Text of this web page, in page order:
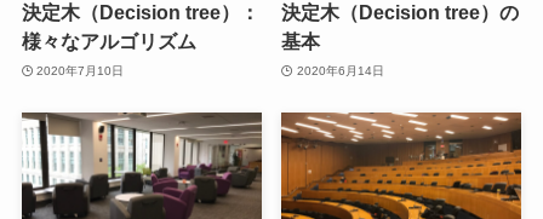
決定木（Decision tree）：
様々なアルゴリズム
2020年7月10日
決定木（Decision tree）の
基本
2020年6月14日